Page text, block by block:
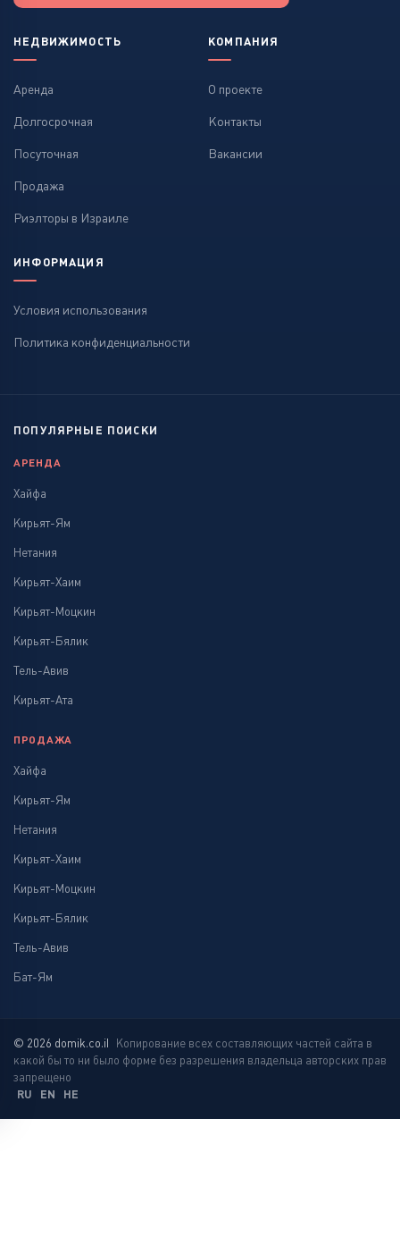
НЕДВИЖИМОСТЬ
Аренда
Долгосрочная
Посуточная
Продажа
Риэлторы в Израиле
КОМПАНИЯ
О проекте
Контакты
Вакансии
ИНФОРМАЦИЯ
Условия использования
Политика конфиденциальности
ПОПУЛЯРНЫЕ ПОИСКИ
АРЕНДА
Хайфа
Кирьят-Ям
Нетания
Кирьят-Хаим
Кирьят-Моцкин
Кирьят-Бялик
Тель-Авив
Кирьят-Ата
ПРОДАЖА
Хайфа
Кирьят-Ям
Нетания
Кирьят-Хаим
Кирьят-Моцкин
Кирьят-Бялик
Тель-Авив
Бат-Ям
© 2026 domik.co.il
Копирование всех составляющих частей сайта в
какой бы то ни было форме без разрешения владельца авторских прав
запрещено
RU
EN HE